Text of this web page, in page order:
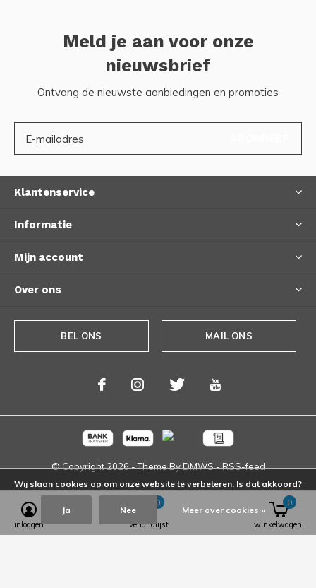
Meld je aan voor onze
nieuwsbrief
Ontvang de nieuwste aanbiedingen en promoties
Klantenservice
Informatie
Mijn account
Over ons
BEL ONS MAIL ONS
© Copyright2026- Theme ByDMWS-RSS-feed
inloggen verlanglijst
0
winkelwagen
0
Wij slaan cookies op om onze website te verbeteren. Is dat akkoord?
Ja Nee Meer over cookies »